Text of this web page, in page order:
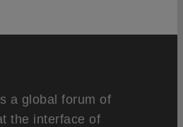
a global forum of
the interface of